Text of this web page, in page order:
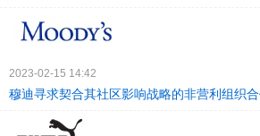
2023-02-15 14:42
穆迪寻求契合其社区影响战略的非营利组织